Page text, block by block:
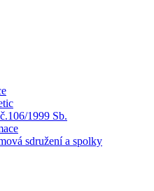
1999 Sb.
sdružení a spolky